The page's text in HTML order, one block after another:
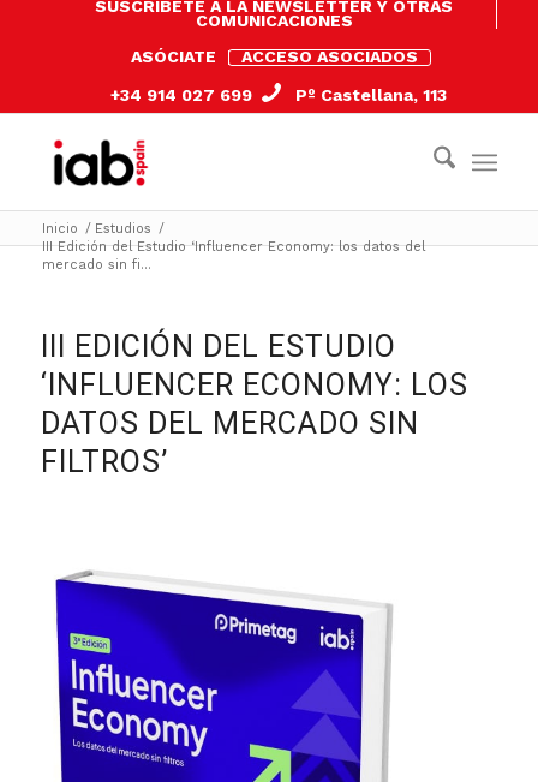
SUSCRÍBETE A LA NEWSLETTER Y OTRAS
COMUNICACIONES
ASÓCIATE
ACCESO ASOCIADOS
+34 914 027 699
Pº Castellana, 113
Inicio / Estudios /
III Edición del Estudio ‘Influencer Economy: los datos del
mercado sin fi...
III EDICIÓN DEL ESTUDIO
‘INFLUENCER ECONOMY: LOS
DATOS DEL MERCADO SIN
FILTROS’